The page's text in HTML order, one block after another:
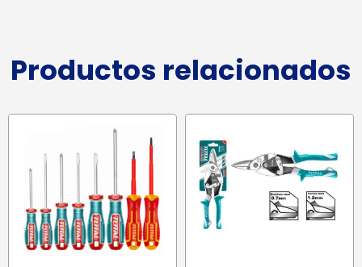
Productos relacionados